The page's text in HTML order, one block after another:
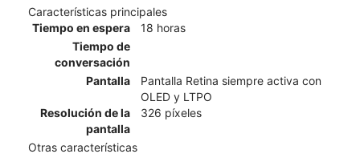
Características principales
Tiempo en espera
18 horas
Tiempo de
conversación
Pantalla
Pantalla Retina siempre activa con
OLED y LTPO
Resolución de la
pantalla
326 píxeles
Otras características